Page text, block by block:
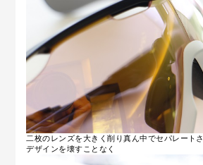
二枚のレンズを大きく削り真ん中でセパレート
デザインを壊すことなく